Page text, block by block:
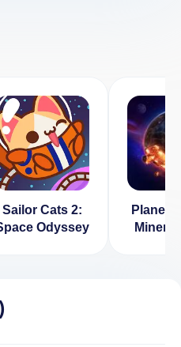
Sailor Cats 2:
Odyssey
Planet
Miner